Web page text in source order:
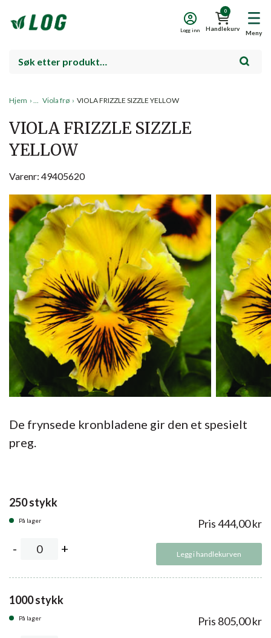
Meny
0
Handlekurv
Logg inn
Hjem › Viola frø › VIOLA FRIZZLE SIZZLE YELLOW
VIOLA FRIZZLE SIZZLE
YELLOW
Varenr: 49405620
De frynsede kronbladene gir den et spesielt
preg.
250 stykk
På lager Pris444,00kr
Legg i handlekurven
1000 stykk
På lager Pris 805,00kr